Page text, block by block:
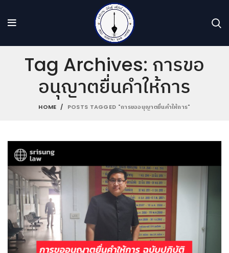
Tag Archives: การขอ
อนุญาตยื่นคำให้การ
HOME POSTS TAGGED "การขออนุญาตยื่นคำให้การ"